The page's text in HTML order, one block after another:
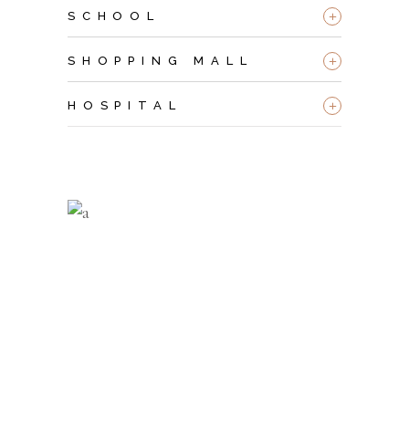
SCHOOL +
SHOPPING MALL +
HOSPITAL +